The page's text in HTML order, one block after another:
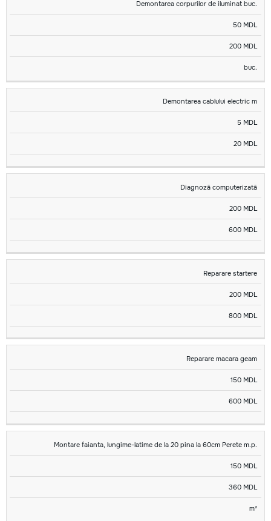
Demontarea corpurilor de iluminat buc.
50 MDL
200 MDL
buc.
Demontarea cablului electric m
5 MDL
20 MDL
Diagnoză computerizată
200 MDL
600 MDL
Reparare startere
200 MDL
800 MDL
Reparare macara geam
150 MDL
600 MDL
Montare faianta, lungime-latime de la 20 pina la 60cm Perete m.p.
150 MDL
360 MDL
m²